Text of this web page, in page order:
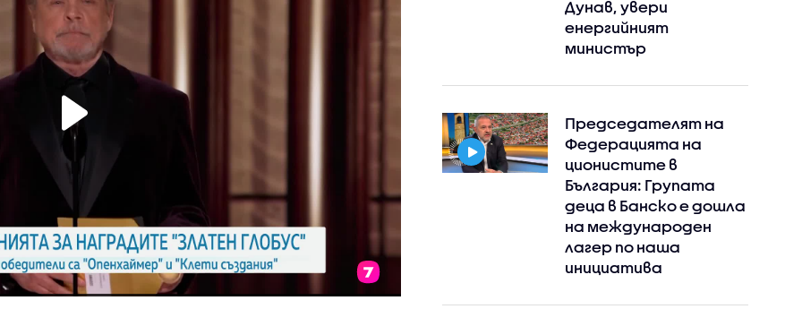
Дунав, увери
енергийният
министър
Председателят на
Федерацията на
ционистите в
България: Групата
деца в Банско е дошла
на международен
лагер по наша
инициатива